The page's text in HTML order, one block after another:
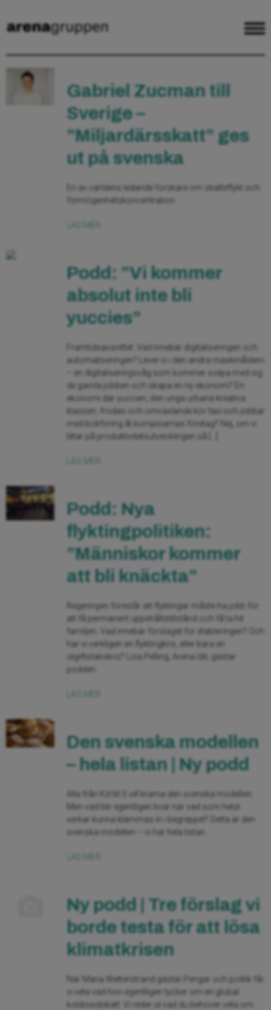
Gabriel Zucman till
Sverige –
”Miljardärsskatt” ges
ut på svenska
En av världens ledande forskare om skatteflykt och
förmögenhetskoncentration.
Podd: ”Vi kommer
absolut inte bli
yuccies”
Framtidsavsnittet. Vad innebär digitaliseringen och
automatiseringen? Lever vi i den andra maskinåldern
– en digitaliseringsvåg som kommer svepa med sig
de gamla jobben och skapa en ny ekonomi? En
ekonomi där yuccien, den unga urbana kreativa
klassen, frodas och omväxlande kör taxi och jobbar
med bokföring åt kompisarnas företag? Nej, om vi
tittar på produktivitetsutvecklingen så […]
Podd: Nya
flyktingpolitiken:
”Människor kommer
att bli knäckta”
Regeringen föreslår att flyktingar måste ha jobb för
att få permanent uppehållstillstånd och få ta hit
familjen. Vad innebär förslaget för etableringen? Och
har vi verkligen en flyktingkris, eller bara en
utgiftstakskris? Lisa Pelling, Arena Idé, gästar
podden.
Den svenska modellen
– hela listan | Ny podd
Alla från Kd till S vill krama den svenska modellen.
Men vad blir egentligen kvar när vad som helst
verkar kunna klämmas in i begreppet? Detta är den
svenska modellen – vi har hela listan.
Ny podd | Tre förslag vi
borde testa för att lösa
klimatkrisen
När Maria Wetterstrand gästar Pengar och politik får
vi veta vad hon egentligen tycker om en global
koldioxidskatt. Vi reder ut vad du behöver veta om